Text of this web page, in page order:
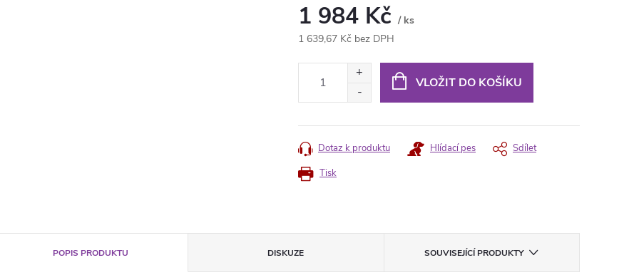
1 984 Kč / ks
1 639,67 Kč bez DPH
VLOŽIT DO KOŠÍKU
Tisk
Dotaz k produktu Hlídací pes Sdílet
POPIS PRODUKTU DISKUZE SOUVISEJÍCÍ PRODUKTY